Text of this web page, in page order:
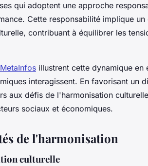
qui adoptent une approche
Cette responsabilité implique un
contribuant à équilibrer les
MetaInfos illustrent cette dynamique en
interagissent. En favorisant un
aux défis de l'harmonisation
sociaux et économiques.
de l'harmonisation
culturelle